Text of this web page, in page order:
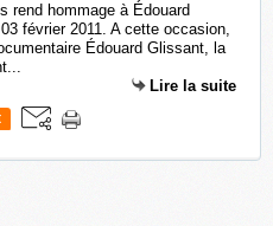
rend hommage à Édouard
février 2011. A cette occasion,
Édouard Glissant, la
Lire la suite